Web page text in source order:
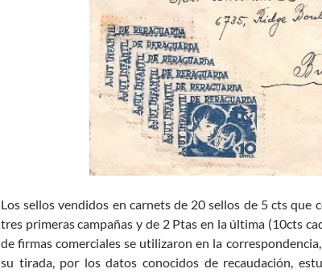
Los sellos vendidos en carnets de 20 sellos de 5 cts
tres primeras campañas y de 2 Ptas en la última (10cts
de firmas comerciales se utilizaron en la
su tirada, por los datos conocidos de recaudación,